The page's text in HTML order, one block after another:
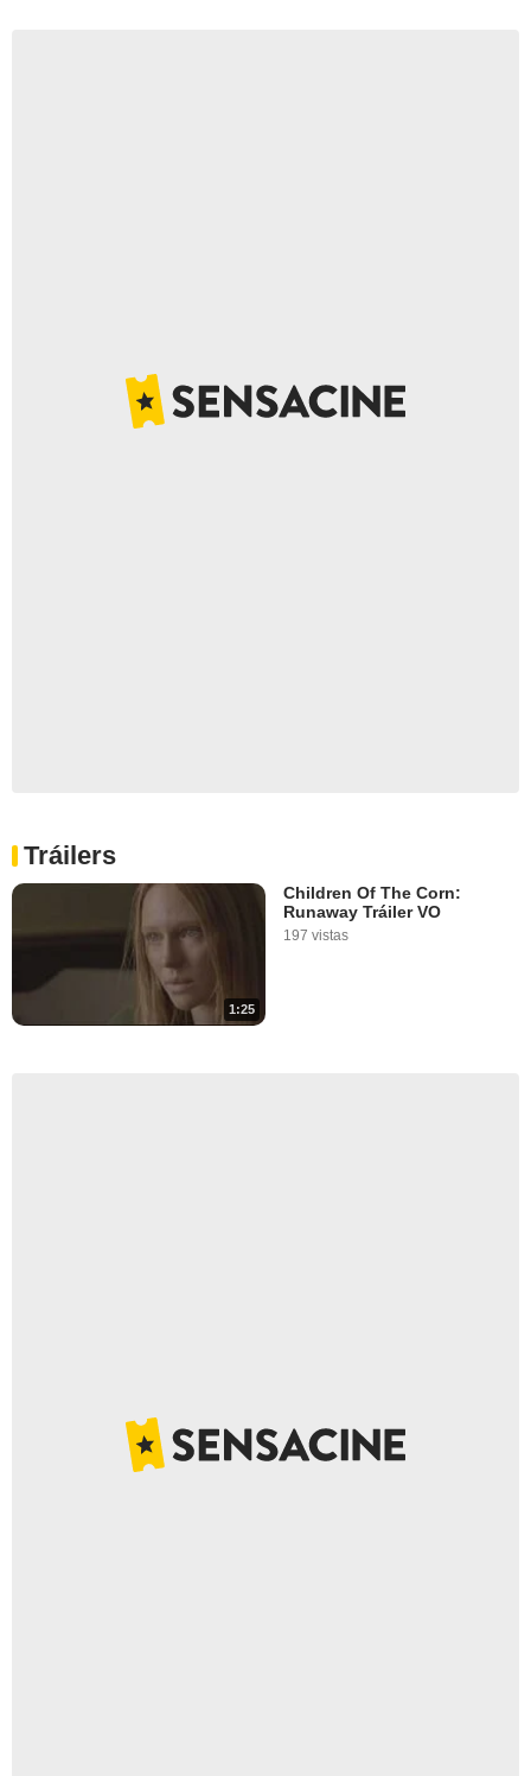
Tráilers
1:25
Children Of The Corn:
Runaway Tráiler VO
197 vistas